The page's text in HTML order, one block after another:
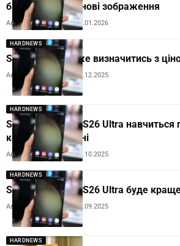
білому кольорі: нові зображення
Автор: Andrew Orobets27.01.2026
HARDNEWS
Samsung не може визначитись з
Автор:Andrew Orobets29.12.2025
HARDNEWS
Samsung Galaxy S26 Ultra навчиться
контент на екрані
Автор: Andrew Orobets04.10.2025
HARDNEWS
Samsung Galaxy S26 Ultra буде
Автор:Andrew Orobets09.09.2025
HARDNEWS